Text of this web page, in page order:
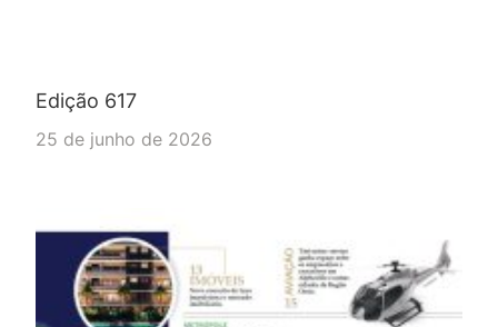
Edição 617
25 de junho de 2026